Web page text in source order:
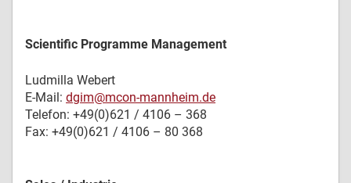
Scientific Programme Management
Ludmilla Webert
E-Mail: dgim@mcon-mannheim.de
Telefon: +49(0)621 / 4106 – 368
Fax: +49(0)621 / 4106 – 80 368